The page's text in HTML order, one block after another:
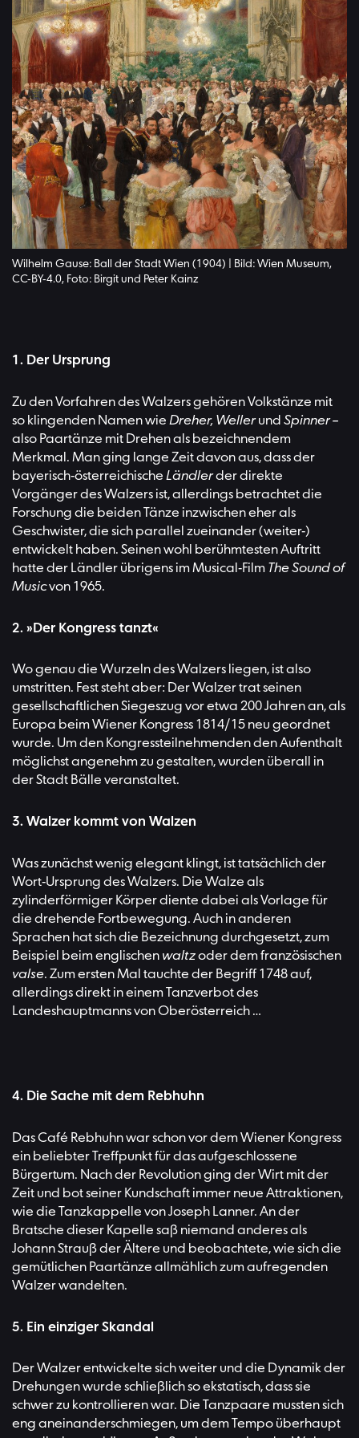
Wilhelm Gause: Ball der Stadt Wien (1904) | Bild: Wien Museum,
CC-BY-4.0, Foto: Birgit und Peter Kainz
1. Der Ursprung
Zu den Vorfahren des Walzers gehören Volkstänze mit
so klingenden Namen wie Dreher, Wellerund Spinner –
also Paartänze mit Drehen als bezeichnendem
Merkmal. Man ging lange Zeit davon aus, dass der
bayerisch-österreichische Ländlerder direkte
Vorgänger des Walzers ist, allerdings betrachtet die
Forschung die beiden Tänze inzwischen eher als
Geschwister, die sich parallel zueinander (weiter-)
entwickelt haben. Seinen wohl berühmtesten Auftritt
hatte der Ländler übrigens im Musical-Film The Sound of
Musicvon 1965.
2. »Der Kongress tanzt«
Wo genau die Wurzeln des Walzers liegen, ist also
umstritten. Fest steht aber: Der Walzer trat seinen
gesellschaftlichen Siegeszug vor etwa 200 Jahren an, als
Europa beim Wiener Kongress 1814/15 neu geordnet
wurde. Um den Kongressteilnehmenden den Aufenthalt
möglichst angenehm zu gestalten, wurden überall in
der Stadt Bälle veranstaltet.
3. Walzer kommt von Walzen
Was zunächst wenig elegant klingt, ist tatsächlich der
Wort-Ursprung des Walzers. Die Walze als
zylinderförmiger Körper diente dabei als Vorlage für
die drehende Fortbewegung. Auch in anderen
Sprachen hat sich die Bezeichnung durchgesetzt, zum
Beispiel beim englischen waltzoder dem französischen
valse. Zum ersten Mal tauchte der Begriff 1748 auf,
allerdings direkt in einem Tanzverbot des
Landeshauptmanns von Oberösterreich …
4. Die Sache mit dem Rebhuhn
Das Café Rebhuhn war schon vor dem Wiener Kongress
ein beliebter Treffpunkt für das aufgeschlossene
Bürgertum. Nach der Revolution ging der Wirt mit der
Zeit und bot seiner Kundschaft immer neue Attraktionen,
wie die Tanzkappelle von Joseph Lanner. An der
Bratsche dieser Kapelle saß niemand anderes als
Johann Strauß der Ältere und beobachtete, wie sich die
gemütlichen Paartänze allmählich zum aufregenden
Walzer wandelten.
5. Ein einziger Skandal
Der Walzer entwickelte sich weiter und die Dynamik der
Drehungen wurde schließlich so ekstatisch, dass sie
schwer zu kontrollieren war. Die Tanzpaare mussten sich
eng aneinanderschmiegen, um dem Tempo überhaupt